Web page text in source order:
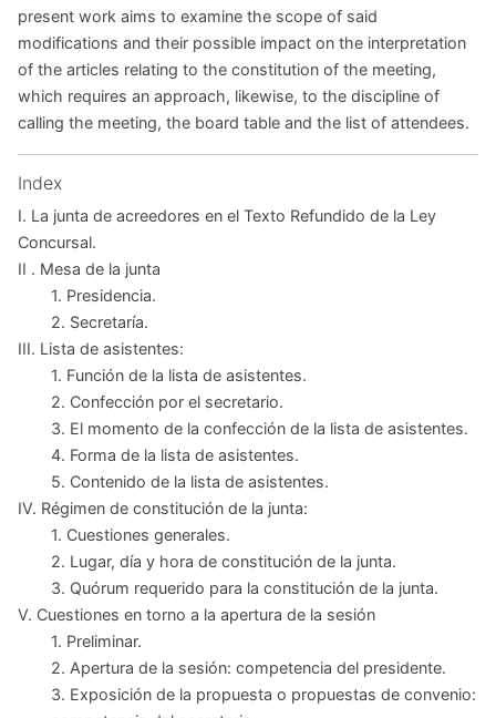
present work aims to examine the scope of said
modifications and their possible impact on the interpretation
of the articles relating to the constitution of the meeting,
which requires an approach, likewise, to the discipline of
calling the meeting, the board table and the list of attendees.
Index
I. La junta de acreedores en el Texto Refundido de la Ley
Concursal.
II . Mesa de la junta
1. Presidencia.
2. Secretaría.
III. Lista de asistentes:
1. Función de la lista de asistentes.
2. Confección por el secretario.
3. El momento de la confección de la lista de asistentes.
4. Forma de la lista de asistentes.
5. Contenido de la lista de asistentes.
IV. Régimen de constitución de la junta:
1. Cuestiones generales.
2. Lugar, día y hora de constitución de la junta.
3. Quórum requerido para la constitución de la junta.
V. Cuestiones en torno a la apertura de la sesión
1. Preliminar.
2. Apertura de la sesión: competencia del presidente.
3. Exposición de la propuesta o propuestas de convenio: